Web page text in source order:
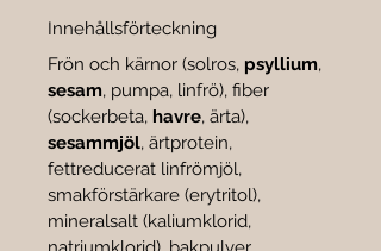
Innehållsförteckning
Frön och kärnor (solros, psyllium,
sesam, pumpa, linfrö), fiber
(sockerbeta, havre, ärta),
sesammjöl, ärtprotein,
fettreducerat linfrömjöl,
smakförstärkare (erytritol),
mineralsalt (kaliumklorid,